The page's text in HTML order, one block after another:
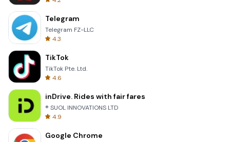
Telegram
Telegram FZ-LLC
4.3
TikTok
TikTok Pte. Ltd.
4.6
inDrive. Rides with fair fares
® SUOL INNOVATIONS LTD
4.9
Google Chrome